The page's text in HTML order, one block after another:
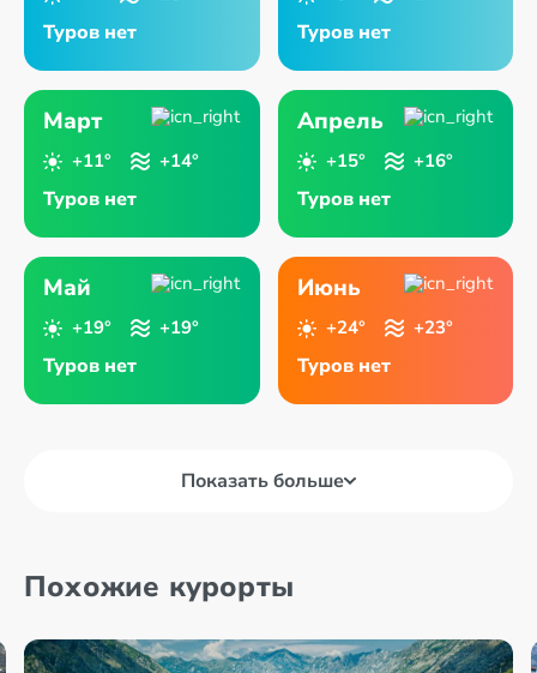
Туров нет Туров нет
Март
+11° +14°
Туров нет
Апрель
+15° +16°
Туров нет
Май
+19° +19°
Туров нет
Июнь
+24° +23°
Туров нет
Показать больше
Похожие курорты